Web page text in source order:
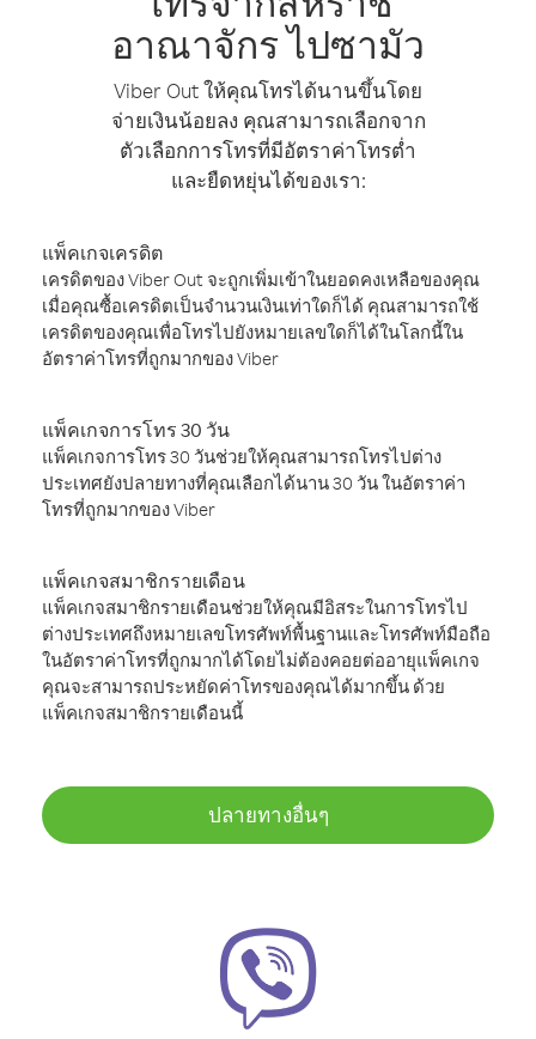
อาณาจักร ไปซามัว
Viber Out ให้คุณโทรได้นานขึ้นโดย
จ่ายเงินน้อยลง คุณสามารถเลือกจาก
ตัวเลือกการโทรที่มีอัตราค่าโทรต่ำ
และยืดหยุ่นได้ของเรา:
แพ็คเกจเครดิต
เครดิตของ Viber Out จะถูกเพิ่มเข้าในยอดคงเหลือของคุณ
เมื่อคุณซื้อเครดิตเป็นจำนวนเงินเท่าใดก็ได้ คุณสามารถใช้
เครดิตของคุณเพื่อโทรไปยังหมายเลขใดก็ได้ในโลกนี้ใน
อัตราค่าโทรที่ถูกมากของ Viber
แพ็คเกจการโทร 30 วัน
แพ็คเกจการโทร 30 วันช่วยให้คุณสามารถโทรไปต่าง
ประเทศยังปลายทางที่คุณเลือกได้นาน 30 วัน ในอัตราค่า
โทรที่ถูกมากของ Viber
แพ็คเกจสมาชิกรายเดือน
แพ็คเกจสมาชิกรายเดือนช่วยให้คุณมีอิสระในการโทรไป
ต่างประเทศถึงหมายเลขโทรศัพท์พื้นฐานและโทรศัพท์มือถือ
ในอัตราค่าโทรที่ถูกมากได้โดยไม่ต้องคอยต่ออายุแพ็คเกจ
คุณจะสามารถประหยัดค่าโทรของคุณได้มากขึ้น ด้วย
แพ็คเกจสมาชิกรายเดือนนี้
ปลายทางอื่นๆ